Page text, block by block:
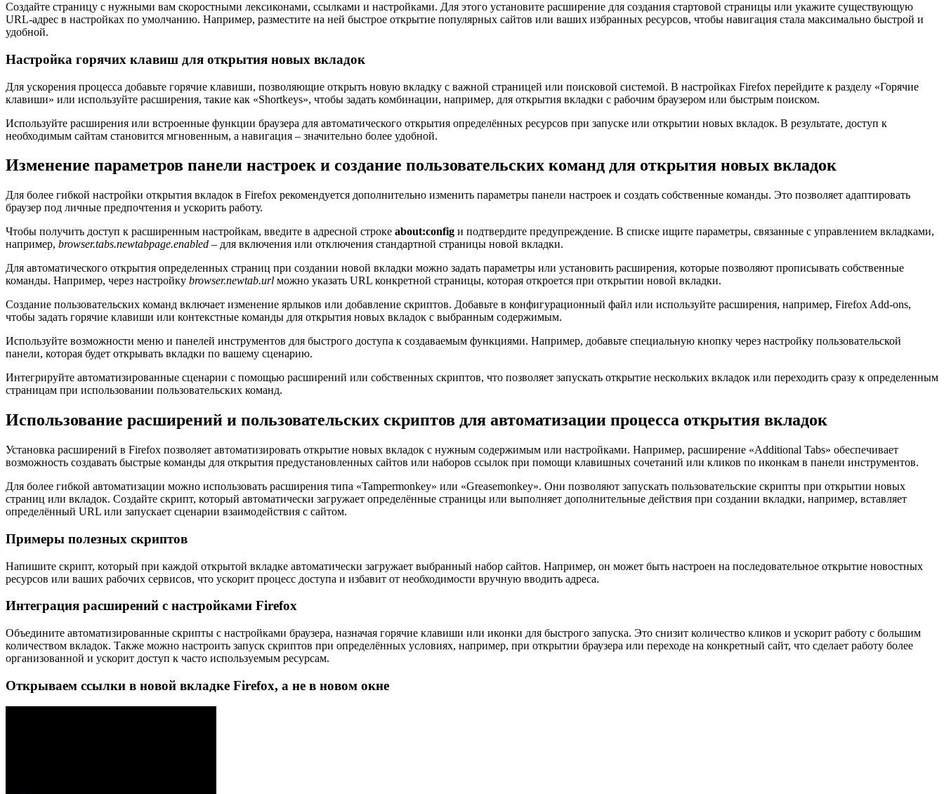
Создайте страницу с нужными вам скоростными лексиконами, ссылками и настройками. Для этого установите расширение для создания стартовой страницы или укажите существующую
URL-адрес в настройках по умолчанию. Например, разместите на ней быстрое открытие популярных сайтов или ваших избранных ресурсов, чтобы навигация стала максимально быстрой и
удобной.
Настройка горячих клавиш для открытия новых вкладок
Для ускорения процесса добавьте горячие клавиши, позволяющие открыть новую вкладку с важной страницей или поисковой системой. В настройках Firefox перейдите к разделу «Горячие
клавиши» или используйте расширения, такие как «Shortkeys», чтобы задать комбинации, например, для открытия вкладки с рабочим браузером или быстрым поиском.
Используйте расширения или встроенные функции браузера для автоматического открытия определённых ресурсов при запуске или открытии новых вкладок. В результате, доступ к
необходимым сайтам становится мгновенным, а навигация – значительно более удобной.
Изменение параметров панели настроек и создание пользовательских команд для открытия новых вкладок
Для более гибкой настройки открытия вкладок в Firefox рекомендуется дополнительно изменить параметры панели настроек и создать собственные команды. Это позволяет адаптировать
браузер под личные предпочтения и ускорить работу.
Чтобы получить доступ к расширенным настройкам, введите в адресной строке about:config и подтвердите предупреждение. В списке ищите параметры, связанные с управлением вкладками,
например, browser.tabs.newtabpage.enabled – для включения или отключения стандартной страницы новой вкладки.
Для автоматического открытия определенных страниц при создании новой вкладки можно задать параметры или установить расширения, которые позволяют прописывать собственные
команды. Например, через настройку browser.newtab.url можно указать URL конкретной страницы, которая откроется при открытии новой вкладки.
Создание пользовательских команд включает изменение ярлыков или добавление скриптов. Добавьте в конфигурационный файл или используйте расширения, например, Firefox Add-ons,
чтобы задать горячие клавиши или контекстные команды для открытия новых вкладок с выбранным содержимым.
Используйте возможности меню и панелей инструментов для быстрого доступа к создаваемым функциями. Например, добавьте специальную кнопку через настройку пользовательской
панели, которая будет открывать вкладки по вашему сценарию.
Интегрируйте автоматизированные сценарии с помощью расширений или собственных скриптов, что позволяет запускать открытие нескольких вкладок или переходить сразу к определенным
страницам при использовании пользовательских команд.
Использование расширений и пользовательских скриптов для автоматизации процесса открытия вкладок
Установка расширений в Firefox позволяет автоматизировать открытие новых вкладок с нужным содержимым или настройками. Например, расширение «Additional Tabs» обеспечивает
возможность создавать быстрые команды для открытия предустановленных сайтов или наборов ссылок при помощи клавишных сочетаний или кликов по иконкам в панели инструментов.
Для более гибкой автоматизации можно использовать расширения типа «Tampermonkey» или «Greasemonkey». Они позволяют запускать пользовательские скрипты при открытии новых
страниц или вкладок. Создайте скрипт, который автоматически загружает определённые страницы или выполняет дополнительные действия при создании вкладки, например, вставляет
определённый URL или запускает сценарии взаимодействия с сайтом.
Примеры полезных скриптов
Напишите скрипт, который при каждой открытой вкладке автоматически загружает выбранный набор сайтов. Например, он может быть настроен на последовательное открытие новостных
ресурсов или ваших рабочих сервисов, что ускорит процесс доступа и избавит от необходимости вручную вводить адреса.
Интеграция расширений с настройками Firefox
Объедините автоматизированные скрипты с настройками браузера, назначая горячие клавиши или иконки для быстрого запуска. Это снизит количество кликов и ускорит работу с большим
количеством вкладок. Также можно настроить запуск скриптов при определённых условиях, например, при открытии браузера или переходе на конкретный сайт, что сделает работу более
организованной и ускорит доступ к часто используемым ресурсам.
Открываем ссылки в новой вкладке Firefox, а не в новом окне